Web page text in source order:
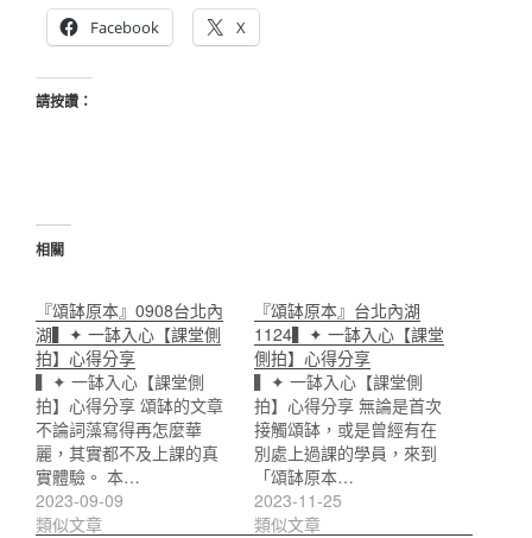
Facebook
X
請按讚：
相關
『頌缽原本』0908台北內
湖▍✦ 一缽入心【課堂側
拍】心得分享
▍✦ 一缽入心【課堂側
拍】心得分享 頌缽的文章
不論詞藻寫得再怎麼華
麗，其實都不及上課的真
實體驗。 本…
2023-09-09
類似文章
『頌缽原本』台北內湖
1124▍✦ 一缽入心【課堂
側拍】心得分享
▍✦ 一缽入心【課堂側
拍】心得分享 無論是首次
接觸頌缽，或是曾經有在
別處上過課的學員，來到
「頌缽原本…
2023-11-25
類似文章